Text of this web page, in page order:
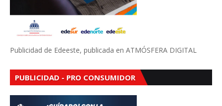
Publicidad de Edeeste, publicada en ATMÓSFERA DIGITAL
PUBLICIDAD - PRO CONSUMIDOR